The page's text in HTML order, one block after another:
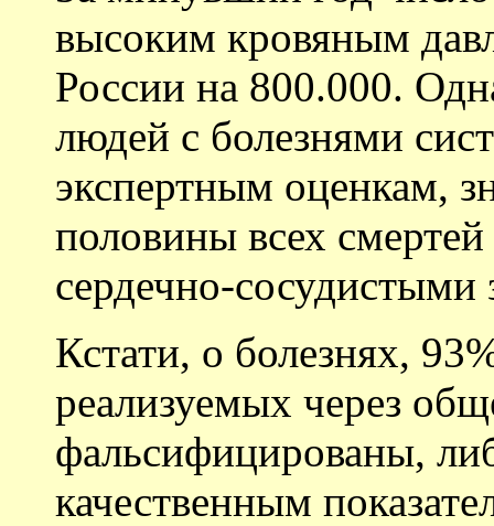
высоким кровяным
России на 800.000.
людей с болезнями
экспертным оценкам,
половины всех
сердечно-сосудистыми
Кстати, о болезнях,
реализуемых через
фальсифицированы,
качественным